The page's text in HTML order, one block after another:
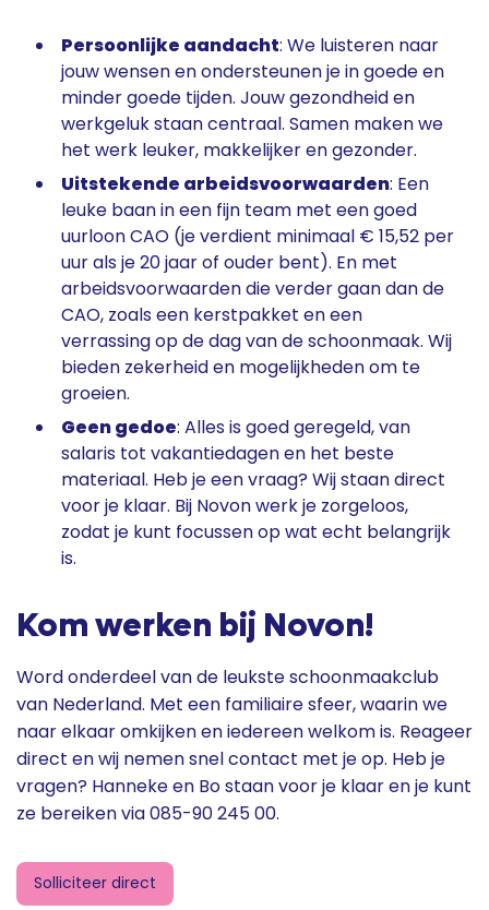
Persoonlijke aandacht: We luisteren naar
jouw wensen en ondersteunen je in goede en
minder goede tijden. Jouw gezondheid en
werkgeluk staan centraal. Samen maken we
het werk leuker, makkelijker en gezonder.
Uitstekende arbeidsvoorwaarden: Een
leuke baan in een fijn team met een goed
uurloon CAO (je verdient minimaal € 15,52 per
uur als je 20 jaar of ouder bent). En met
arbeidsvoorwaarden die verder gaan dan de
CAO, zoals een kerstpakket en een
verrassing op de dag van de schoonmaak. Wij
bieden zekerheid en mogelijkheden om te
groeien.
Geen gedoe: Alles is goed geregeld, van
salaris tot vakantiedagen en het beste
materiaal. Heb je een vraag? Wij staan direct
voor je klaar. Bij Novon werk je zorgeloos,
zodat je kunt focussen op wat echt belangrijk
is.
Kom werken bij Novon!
Word onderdeel van de leukste schoonmaakclub
van Nederland. Met een familiaire sfeer, waarin we
naar elkaar omkijken en iedereen welkom is. Reageer
direct en wij nemen snel contact met je op. Heb je
vragen? Hanneke en Bo staan voor je klaar en je kunt
ze bereiken via 085-90 245 00.
Solliciteer direct